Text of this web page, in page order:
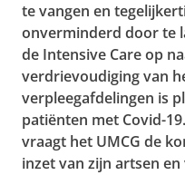
te vangen en
onverminderd door te
de Intensive Care op
verdrievoudiging van
verpleegafdelingen is
patiënten met Covid-
vraagt het UMCG de
inzet van zijn artsen